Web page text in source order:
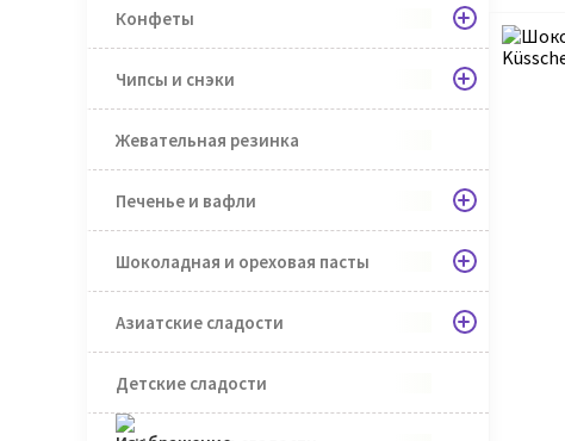
Конфеты
Чипсы и снэки
Жевательная резинка
Печенье и вафли
Шоколадная и ореховая пасты
Азиатские сладости
Детские сладости